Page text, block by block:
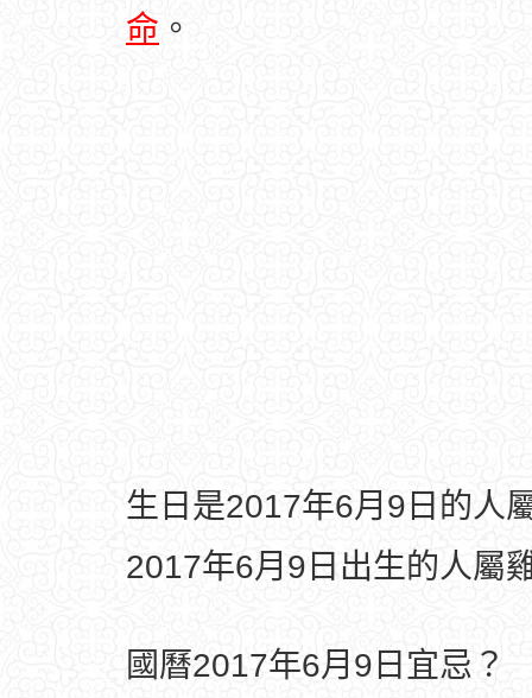
命 。
生日是2017年6月9日的人
2017年6月9日出生的人屬
國曆2017年6月9日宜忌？